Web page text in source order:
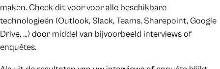
maken. Check dit voor voor alle beschikbare
technologieën (Outlook, Slack, Teams, Sharepoint, Google
Drive, …) door middel van bijvoorbeeld interviews of
enquêtes.